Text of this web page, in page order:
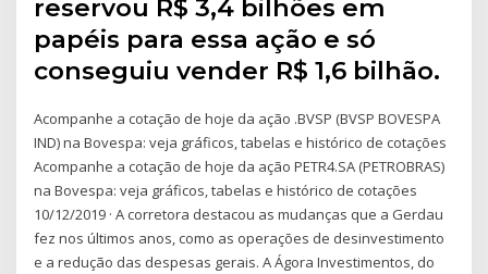
reservou R$ 3,4 bilhões em
papéis para essa ação e só
conseguiu vender R$ 1,6 bilhão.
Acompanhe a cotação de hoje da ação .BVSP (BVSP BOVESPA
IND) na Bovespa: veja gráficos, tabelas e histórico de cotações
Acompanhe a cotação de hoje da ação PETR4.SA (PETROBRAS)
na Bovespa: veja gráficos, tabelas e histórico de cotações
10/12/2019 · A corretora destacou as mudanças que a Gerdau
fez nos últimos anos, como as operações de desinvestimento
e a redução das despesas gerais. A Ágora Investimentos, do